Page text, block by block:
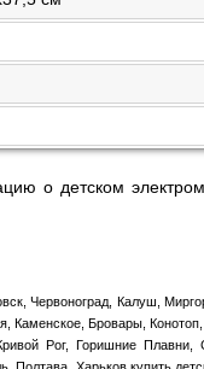
о детском
Червоноград, Калуш,
Каменское, Бровары,
Рог, Горишние Плавни,
Харьков купить